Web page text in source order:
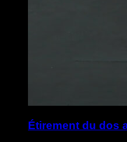
Étirement du dos